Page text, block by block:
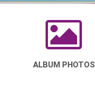
ALBUM PHOTOS